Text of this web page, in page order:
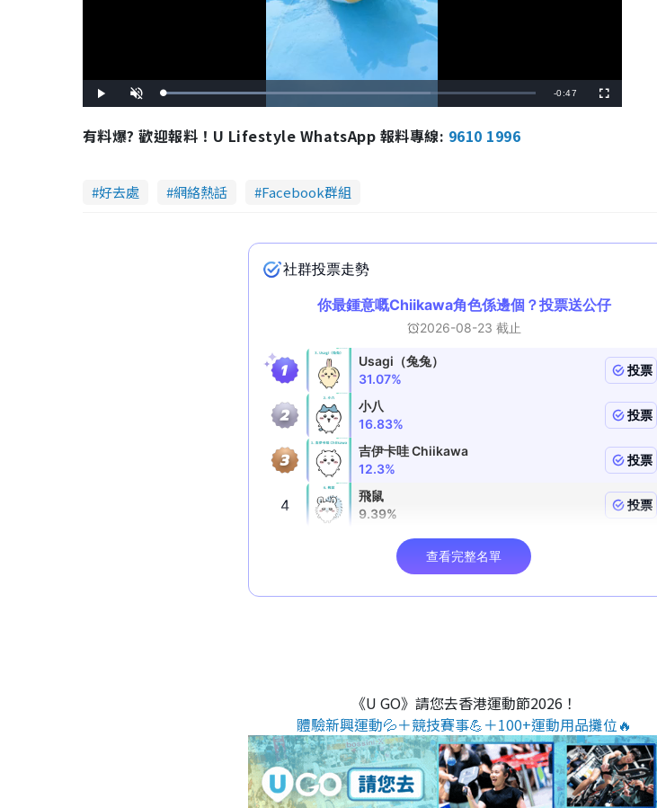
l
n
t
e
L
e
d
8
R
g
-0:47
u
有料爆? 歡迎報料！U Lifestyle WhatsApp 報料專線: 9610 1996
好去處 網絡熱話 Facebook群組
《U GO》請您去香港運動節2026！
體驗新興運動💦＋競技賽事💪＋100+運動用品攤位🔥